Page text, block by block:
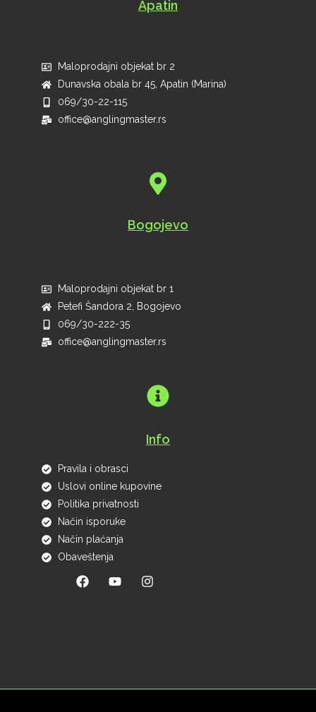
Apatin
Maloprodajni objekat br 2
Dunavska obala br 45, Apatin (Marina)
069/30-22-115
office@anglingmaster.rs
Bogojevo
Maloprodajni objekat br 1
Petefi Šandora 2, Bogojevo
069/30-222-35
office@anglingmaster.rs
Info
Pravila i obrasci
Uslovi online kupovine
Politika privatnosti
Način isporuke
Način plaćanja
Obaveštenja